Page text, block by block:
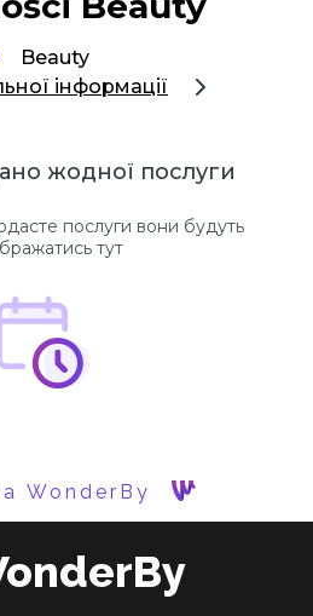
Beauty
інформації
жодної послуги
послуги вони будуть
тут
WonderBy